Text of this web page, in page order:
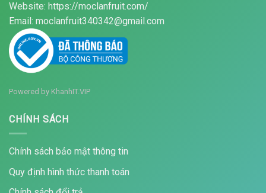
Website: https://moclanfruit.com/
Email: moclanfruit340342@gmail.com
Powered by KhanhIT.VIP
CHÍNH SÁCH
Chính sách bảo mật thông tin
Quy định hình thức thanh toán